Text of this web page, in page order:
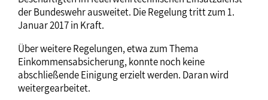
der Bundeswehr ausweitet. Die Regelung tritt zum 1.
Januar 2017 in Kraft.
Über weitere Regelungen, etwa zum Thema
Einkommensabsicherung, konnte noch keine
abschließende Einigung erzielt werden. Daran wird
weitergearbeitet.